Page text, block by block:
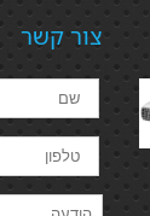
צור קשר